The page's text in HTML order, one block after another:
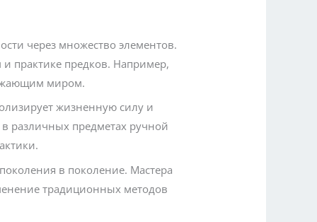
через множество элементов.
практике предков. Например,
миром.
жизненную силу и
в различных предметах ручной
в поколение. Мастера
традиционных методов